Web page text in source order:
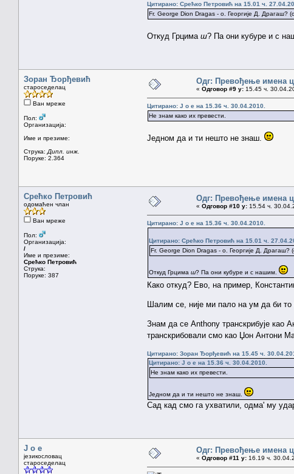
Цитирано: Срећко Петровић на 15.01 ч.
Fr. George Dion Dragas - o. Георгије Д. Драгаш?
Откуд Грцима ш? Па они кубуре и с
Зоран Ђорђевић
староседелац
Ван мреже
Пол:
Организација:
Име и презиме:
Струка: Дипл. инж.
Поруке: 2.364
Одг: Превођење имена
« Одговор #9 у: 15.45 ч.
Цитирано: J o e на 15.36 ч. 30.04.2010.
Не знам како их превести.
Једном да и ти нешто не знаш.
Срећко Петровић
одомаћен члан
Ван мреже
Пол:
Организација:
/
Име и презиме:
Срећко Петровић
Струка:
Поруке: 387
Одг: Превођење имена
« Одговор #10 у: 15.54 ч.
Цитирано: J o e на 15.36 ч. 30.04.2010.
Цитирано: Срећко Петровић на 15.01 ч.
Fr. George Dion Dragas - o. Георгије Д. Драгаш?
Откуд Грцима ш? Па они кубуре и с нашим.
Како откуд? Ево, на пример,
Шалим се, није ми пало на ум да би то
Знам да се Anthony транскрибује као
транскрибовали смо као Џон Антони
Цитирано: Зоран Ђорђевић на 15.45 ч.
Цитирано: J o e на 15.36 ч. 30.04.2010.
Не знам како их превести.
Једном да и ти нешто не знаш.
Сад кад смо га ухватили, одма' му
J o e
језикословац
староседелац
Одг: Превођење имена
« Одговор #11 у: 16.19 ч.